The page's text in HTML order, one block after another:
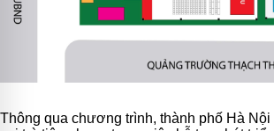
Thông qua chương trình, thành phố Hà Nội